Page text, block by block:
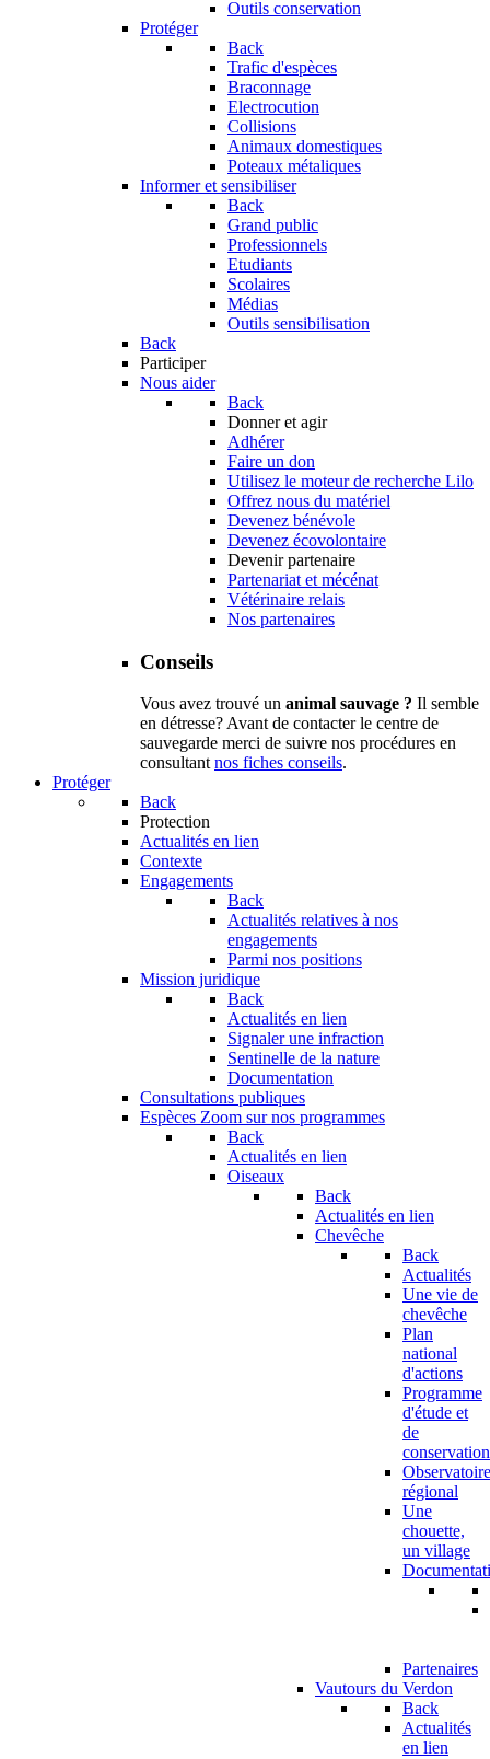
Outils conservation
Protéger
Back
Trafic d'espèces
Braconnage
Electrocution
Collisions
Animaux domestiques
Poteaux métaliques
Informer et sensibiliser
Back
Grand public
Professionnels
Etudiants
Scolaires
Médias
Outils sensibilisation
Back
Participer
Nous aider
Back
Donner et agir
Adhérer
Faire un don
Utilisez le moteur de recherche Lilo
Offrez nous du matériel
Devenez bénévole
Devenez écovolontaire
Devenir partenaire
Partenariat et mécénat
Vétérinaire relais
Nos partenaires
Conseils
Vous avez trouvé un animal sauvage ? Il semble
en détresse? Avant de contacter le centre de
sauvegarde merci de suivre nos procédures en
consultantnos fiches conseils.
Protéger
Back
Protection
Actualités en lien
Contexte
Engagements
Back
Actualités relatives à nos
engagements
Parmi nos positions
Mission juridique
Back
Actualités en lien
Signaler une infraction
Sentinelle de la nature
Documentation
Consultations publiques
Espèces Zoom sur nos programmes
Back
Actualités en lien
Oiseaux
Back
Actualités en lien
Chevêche
Back
Actualités
Une vie de
chevêche
Plan
national
d'actions
Programme
d'étude et
de
conservation
Observatoire
régional
Une
chouette,
un village
Partenaires
Vautours du Verdon
Back
Actualités
en lien